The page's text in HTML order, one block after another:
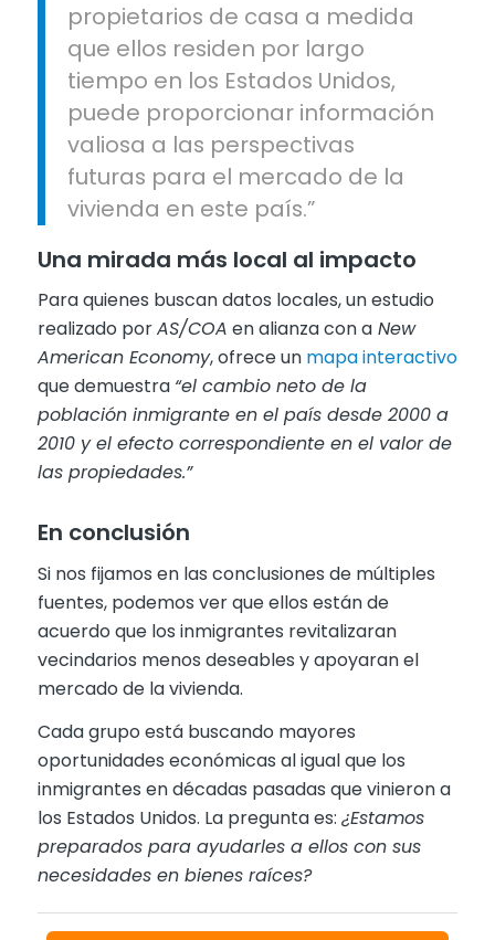
propietarios de casa a medida
que ellos residen por largo
tiempo en los Estados Unidos,
puede proporcionar información
valiosa a las perspectivas
futuras para el mercado de la
vivienda en este país.”
Una mirada más local al impacto
Para quienes buscan datos locales, un estudio
realizado porAS/COA en alianza con aNew
American Economy, ofrece un mapa interactivo
que demuestra “el cambio neto de la
población inmigrante en el país desde 2000 a
2010 y el efecto correspondiente en el valor de
las propiedades.”
En conclusión
Si nos fijamos en las conclusiones de múltiples
fuentes, podemos ver que ellos están de
acuerdo que los inmigrantes revitalizaran
vecindarios menos deseables y apoyaran el
mercado de la vivienda.
Cada grupo está buscando mayores
oportunidades económicas al igual que los
inmigrantes en décadas pasadas que vinieron a
los Estados Unidos. La pregunta es: ¿Estamos
preparados para ayudarles a ellos con sus
necesidades en bienes raíces?